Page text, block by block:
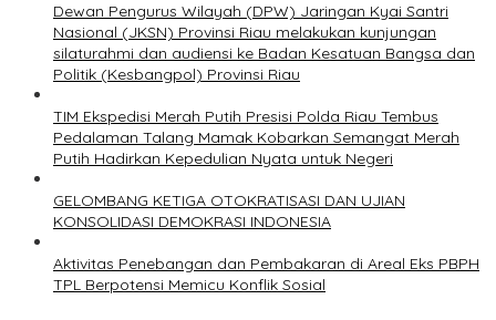
Dewan Pengurus Wilayah (DPW) Jaringan Kyai Santri
Nasional (JKSN) Provinsi Riau melakukan kunjungan
silaturahmi dan audiensi ke Badan Kesatuan Bangsa dan
Politik (Kesbangpol) Provinsi Riau
TIM Ekspedisi Merah Putih Presisi Polda Riau Tembus
Pedalaman Talang Mamak Kobarkan Semangat Merah
Putih Hadirkan Kepedulian Nyata untuk Negeri
GELOMBANG KETIGA OTOKRATISASI DAN UJIAN
KONSOLIDASI DEMOKRASI INDONESIA
Aktivitas Penebangan dan Pembakaran di Areal Eks PBPH
TPL Berpotensi Memicu Konflik Sosial